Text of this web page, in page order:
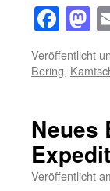
Veröffentlicht
Bering,
Neues
Veröffentlicht